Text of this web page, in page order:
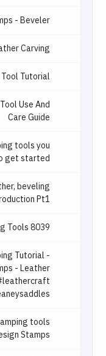
- Beveler
Carving
Tutorial
Use And
Care Guide
tools you
get started.
beveling
Pt1
Tools 8039
Tutorial -
- Leather
tools
Stamps